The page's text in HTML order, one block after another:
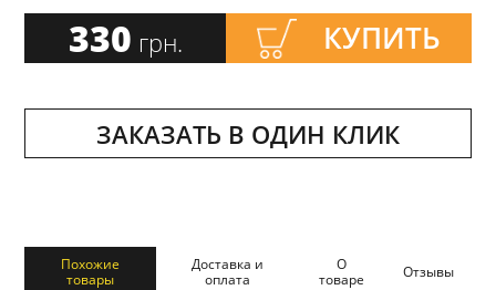
330 грн. КУПИТЬ
ЗАКАЗАТЬ В ОДИН КЛИК
Похожие
товары
Доставка и
оплата
О
товаре
Отзывы